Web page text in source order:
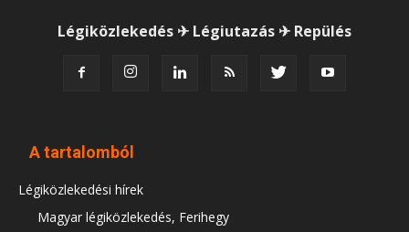
Légiközlekedés ✈ Légiutazás ✈ Repülés
A tartalomból
Légiközlekedési hírek
Magyar légiközlekedés, Ferihegy